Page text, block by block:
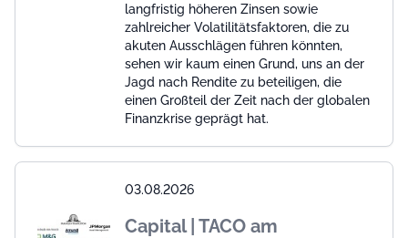
langfristig höheren Zinsen sowie
zahlreicher Volatilitätsfaktoren, die zu
akuten Ausschlägen führen könnten,
sehen wir kaum einen Grund, uns an der
Jagd nach Rendite zu beteiligen, die
einen Großteil der Zeit nach der globalen
Finanzkrise geprägt hat.
03.08.2026
Capital | TACO am